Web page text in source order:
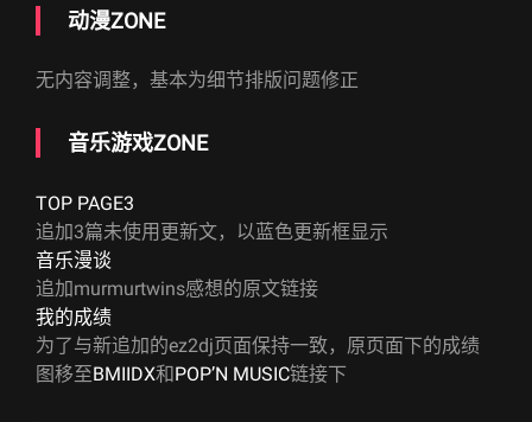
动漫ZONE
无内容调整，基本为细节排版问题修正
音乐游戏ZONE
TOP PAGE3
追加3篇未使用更新文，以蓝色更新框显示
音乐漫谈
追加murmurtwins感想的原文链接
我的成绩
为了与新追加的ez2dj页面保持一致，原页面下的成绩
图移至BMIIDX和POP’N MUSIC链接下